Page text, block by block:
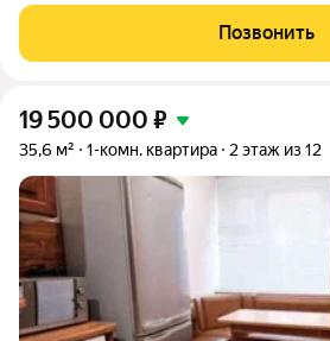
идеальное решение для тех, кто ценит
Квартира расположена на 4
Позвонить
19 500 000 ₽
35,6 м² 1-комн. квартира 2 этаж из 12